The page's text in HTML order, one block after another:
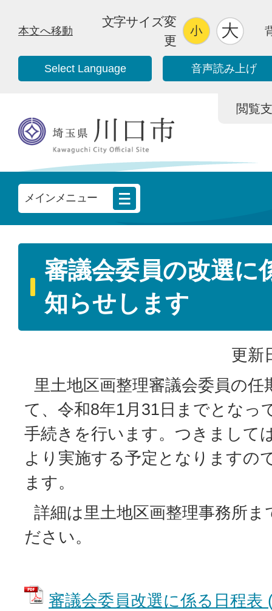
本文へ移動
文字サイズ変
更
Select Language 音声読み上げ
閲覧
メインメニュー
審議会委員の改選に
知らせします
更新
里土地区画整理審議会委員の任
て、令和8年1月31日までとなっ
手続きを行います。つきまして
より実施する予定となりますの
ます。
詳細は里土地区画整理事務所
ださい。
審議会委員改選に係る日程表